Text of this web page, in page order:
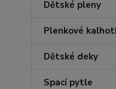
Dětské pleny
Plenkové
Dětské deky
Spací pytle